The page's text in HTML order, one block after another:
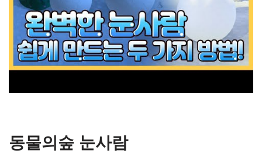
동물의숲 눈사람